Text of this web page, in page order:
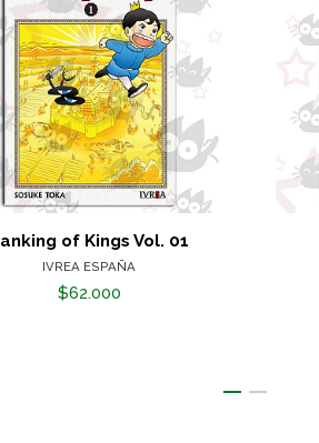
of Kings Vol. 01
IVREA ESPAÑA
$62.000